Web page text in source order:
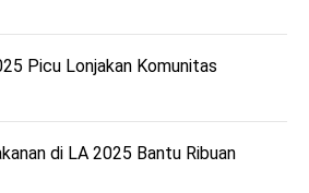
Picu Lonjakan Komunitas
di LA 2025 Bantu Ribuan